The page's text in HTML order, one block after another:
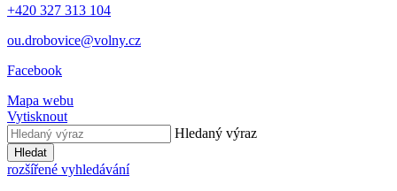
+420 327 313 104
ou.drobovice@volny.cz
Facebook
Mapa webu
Vytisknout
Hledaný výraz
Hledat
rozšířené vyhledávání